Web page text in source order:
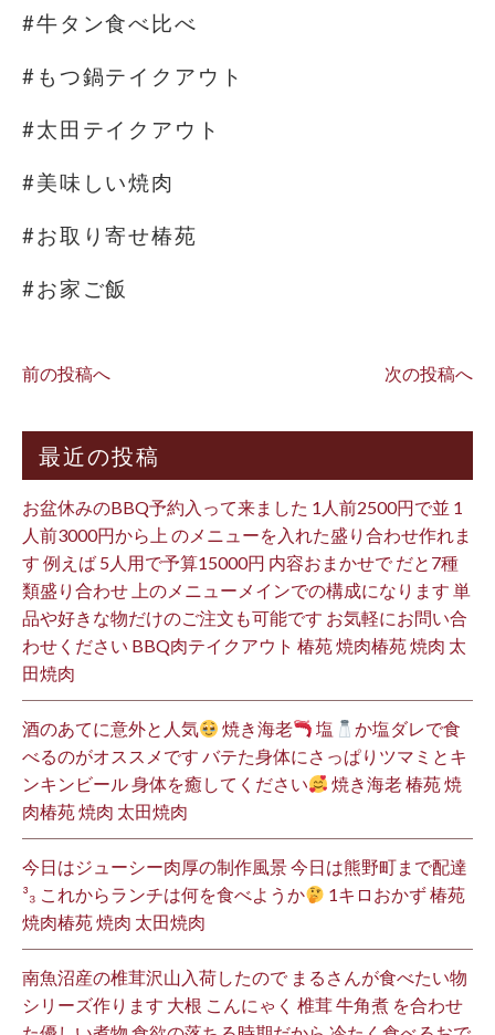
#牛タン食べ比べ
#もつ鍋テイクアウト
#太田テイクアウト
#美味しい焼肉
#お取り寄せ椿苑
#お家ご飯
前の投稿へ 次の投稿へ
最近の投稿
お盆休みのBBQ予約入って来ました 1人前2500円で並 1
人前3000円から上 のメニューを入れた盛り合わせ作れま
す 例えば 5人用で予算15000円 内容おまかせで だと7種
類盛り合わせ 上のメニューメインでの構成になります 単
品や好きな物だけのご注文も可能です お気軽にお問い合
わせください BBQ肉テイクアウト 椿苑 焼肉椿苑 焼肉 太
田焼肉
酒のあてに意外と人気 焼き海老 塩
か塩ダレで食
べるのがオススメです バテた身体にさっぱりツマミとキ
ンキンビール 身体を癒してください
焼き海老 椿苑 焼
肉椿苑 焼肉 太田焼肉
今日はジューシー肉厚の制作風景 今日は熊野町まで配達
³₃ これからランチは何を食べようか
1キロおかず 椿苑
焼肉椿苑 焼肉 太田焼肉
南魚沼産の椎茸沢山入荷したので まるさんが食べたい物
シリーズ作ります 大根 こんにゃく 椎茸 牛角煮 を合わせ